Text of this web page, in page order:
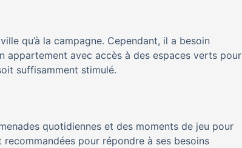
qu’à la campagne. Cependant, il a besoin
appartement avec accès à des espaces verts pour
suffisamment stimulé.
quotidiennes et des moments de jeu pour
pour répondre à ses besoins